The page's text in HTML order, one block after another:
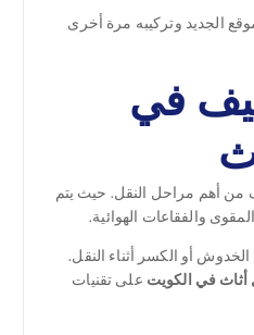
الجديد وتركيبه مرة أخرى
في
من أهم مراحل النقل. حيث يتم
والفقاعات الهوائية.
الخدوش أو الكسر أثناء النقل.
في الكويت على تقنيات